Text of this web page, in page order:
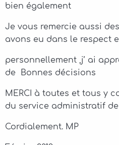
bien également
Je vous remercie aussi
avons eu dans le respect
personnellement ,j’ ai
de Bonnes décisions
MERCI à toutes et tous y
du service administratif de
Cordialement. MP